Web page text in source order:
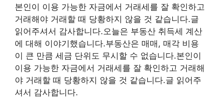
본인이 이용 가능한 자금에서 거래세를 잘 확인하고
거래해야 거래할 때 당황하지 않을 것 같습니다.글
읽어주셔서 감사합니다.오늘은 부동산 취득세 계산
에 대해 이야기했습니다.부동산은 매매, 매각 비용
이 큰 만큼 세금 단위도 무시할 수 없습니다.본인이
이용 가능한 자금에서 거래세를 잘 확인하고 거래해
야 거래할 때 당황하지 않을 것 같습니다.글 읽어주
셔서 감사합니다.